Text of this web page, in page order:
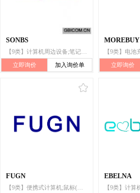
SONBS
【9类】计算机周边设备;笔记本电脑;计算机键盘;鼠标(数据处理设备);电子字典
立即询价
加入询价单
MOREBUY
立即询价
FUGN
【9类】便携式计算机;鼠标(数据处理设备);手提电话;电话机套;便携式媒体播放器;照相机快门线(摄影);电池充电器;导航仪器;照相机(摄影);扩音器
EBELNA